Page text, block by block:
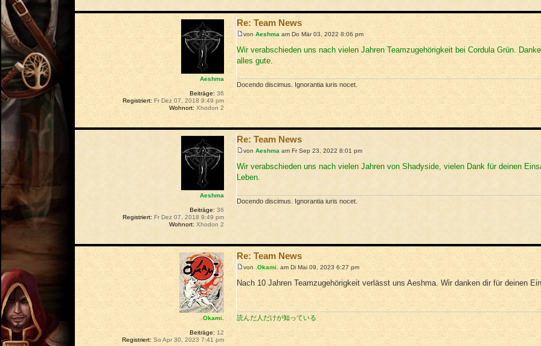
Re: Team News
vonAeshma am Do Mär 03, 2022 8:06 pm
Wir verabschieden uns nach vielen Jahren Teamzugehörigkeit bei Cordula Grün.
alles gute.
Docendo discimus. Ignorantia iuris nocet.
Aeshma
Beiträge: 36
Registriert: Fr Dez 07, 2018 9:49 pm
Wohnort: Xhodon 2
Re: Team News
vonAeshma am Fr Sep 23, 2022 8:01 pm
Wir verabschieden uns nach vielen Jahren von Shadyside, vielen Dank für deinen
Leben.
Docendo discimus. Ignorantia iuris nocet.
Aeshma
Beiträge: 36
Registriert: Fr Dez 07, 2018 9:49 pm
Wohnort: Xhodon 2
Re: Team News
von .Okami. am Di Mai 09, 2023 6:27 pm
Nach 10 Jahren Teamzugehörigkeit verlässt uns Aeshma. Wir danken dir für deinen
読んだ人だけが知っている
.Okami.
Beiträge: 12
Registriert: So Apr 30, 2023 7:41 pm